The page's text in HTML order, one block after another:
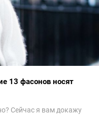
13 фасонов носят
Сейчас я вам докажу